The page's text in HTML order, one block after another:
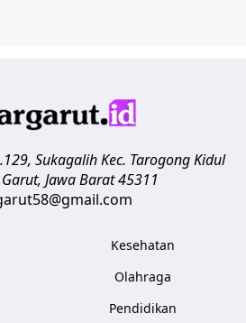
Sukagalih Kec. Tarogong Kidul
, Jawa Barat45311
Kesehatan
Olahraga
Pendidikan